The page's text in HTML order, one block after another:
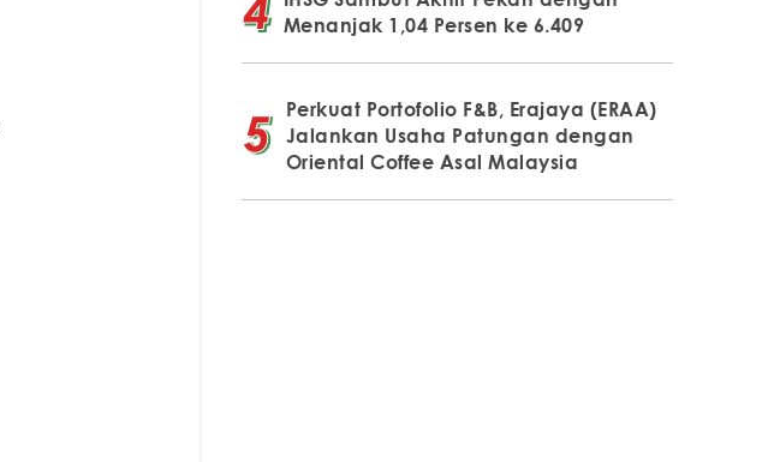
Menanjak 1,04 Persen ke 6.409
Perkuat Portofolio F&B, Erajaya (ERAA)
Jalankan Usaha Patungan dengan
Oriental Coffee Asal Malaysia